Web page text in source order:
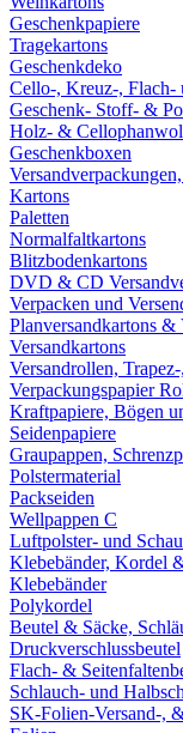
Geschenkpapiere
Tragekartons
Geschenkdeko
Cello-, Kreuz-, Flach-
Geschenk- Stoff- &
Holz- &
Geschenkboxen
Kartons
Paletten
Normalfaltkartons
Blitzbodenkartons
DVD & CD
Verpacken und
Planversandkartons &
Versandkartons
Versandrollen,
Verpackungspapier
Kraftpapiere, Bögen
Seidenpapiere
Graupappen,
Polstermaterial
Packseiden
Wellpappen C
Luftpolster- und
Klebebänder, Kordel
Klebebänder
Polykordel
Beutel & Säcke,
Druckverschlussbeutel
Flach- &
Schlauch- und
SK-Folien-Versand-,